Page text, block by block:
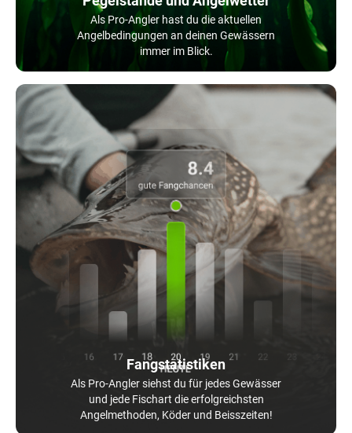
Als Pro-Angler hast du die aktuellen
Angelbedingungen an deinen Gewässern
immer im Blick.
Fangstatistiken
Als Pro-Angler siehst du für jedes Gewässer
und jede Fischart die erfolgreichsten
Angelmethoden, Köder und Beisszeiten!